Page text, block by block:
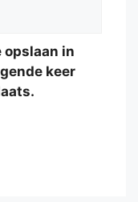
opslaan in
keer